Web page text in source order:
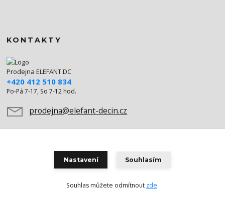
KONTAKTY
Prodejna ELEFANT.DC
+420 412 510 834
Po-Pá 7-17, So 7-12 hod.
prodejna@elefant-decin.cz
Vytvořeno na Eshop-rychle.cz
Nastavení Souhlasím
Souhlas můžete odmítnout zde.